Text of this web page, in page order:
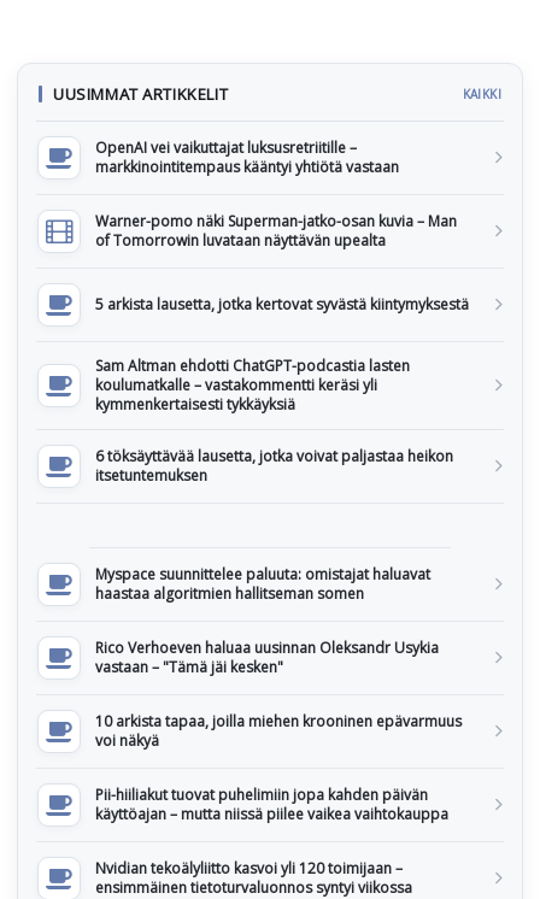
UUSIMMAT ARTIKKELIT KAIKKI
OpenAI vei vaikuttajat luksusretriitille –
markkinointitempaus kääntyi yhtiötä vastaan
Warner-pomo näki Superman-jatko-osan kuvia – Man
of Tomorrowin luvataan näyttävän upealta
5 arkista lausetta, jotka kertovat syvästä kiintymyksestä
Sam Altman ehdotti ChatGPT-podcastia lasten
koulumatkalle – vastakommentti keräsi yli
kymmenkertaisesti tykkäyksiä
6 töksäyttävää lausetta, jotka voivat paljastaa heikon
itsetuntemuksen
Myspace suunnittelee paluuta: omistajat haluavat
haastaa algoritmien hallitseman somen
Rico Verhoeven haluaa uusinnan Oleksandr Usykia
vastaan – "Tämä jäi kesken"
10 arkista tapaa, joilla miehen krooninen epävarmuus
voi näkyä
Pii-hiiliakut tuovat puhelimiin jopa kahden päivän
käyttöajan – mutta niissä piilee vaikea vaihtokauppa
Nvidian tekoälyliitto kasvoi yli 120 toimijaan –
ensimmäinen tietoturvaluonnos syntyi viikossa